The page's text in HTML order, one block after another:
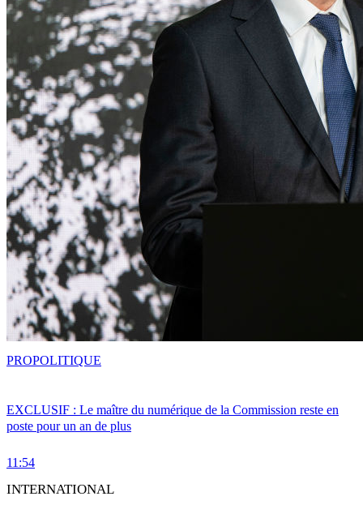
EXCLUSIF : Le maître du numérique de la Commission reste en
poste pour un an de plus
11:54
PROPOLITIQUE
INTERNATIONAL